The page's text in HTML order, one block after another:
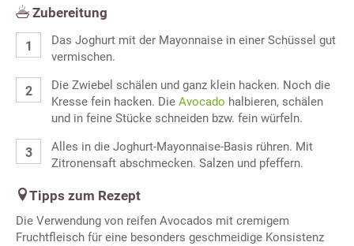
Zubereitung
Das Joghurt mit der Mayonnaise in einer Schüssel gut
vermischen.
Die Zwiebel schälen und ganz klein hacken. Noch die
Kresse fein hacken. Die Avocado halbieren, schälen
und in feine Stücke schneiden bzw. fein würfeln.
Alles in die Joghurt-Mayonnaise-Basis rühren. Mit
Zitronensaft abschmecken. Salzen und pfeffern.
Tipps zum Rezept
Die Verwendung von reifen Avocados mit cremigem
Fruchtfleisch für eine besonders geschmeidige Konsistenz